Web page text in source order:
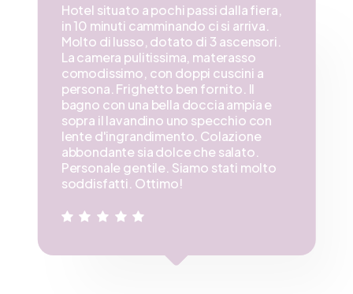
Hotel situato a pochi passi dalla fiera,
in 10 minuti camminando ci si arriva.
Molto di lusso, dotato di 3 ascensori.
La camera pulitissima, materasso
comodissimo, con doppi cuscini a
persona. Frighetto ben fornito. Il
bagno con una bella doccia ampia e
sopra il lavandino uno specchio con
lente d'ingrandimento. Colazione
abbondante sia dolce che salato.
Personale gentile. Siamo stati molto
soddisfatti. Ottimo!